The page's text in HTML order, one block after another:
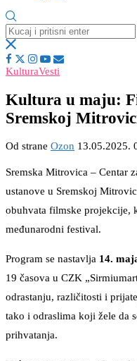
KulturaVesti
Kultura u maju:
Sremskoj
Od strane Ozon 13.05.2025.
Sremska Mitrovica – Centar
ustanove u Sremskoj
obuhvata filmske projekcije,
međunarodni festival.
Program se nastavlja 14.
19 časova u CZK
odrastanju, različitosti i
tako i odraslima koji žele da
prihvatanja.